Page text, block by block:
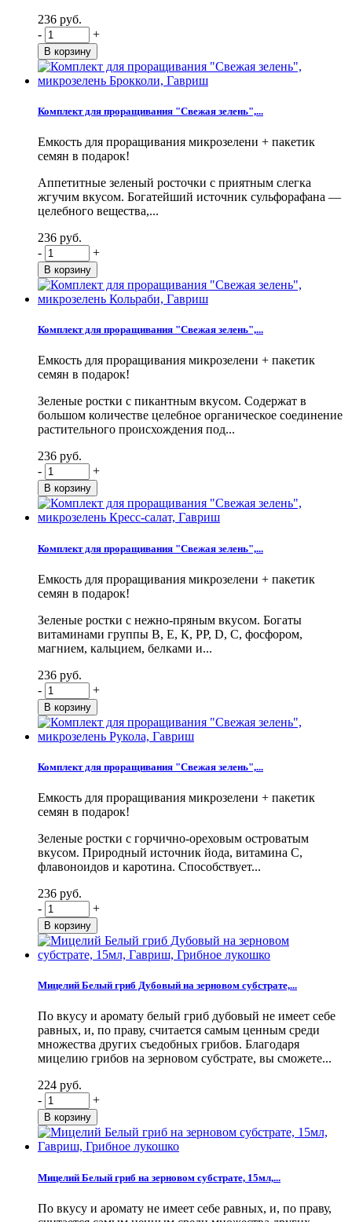
236 руб.
-
+
Комплект для проращивания "Свежая зелень",...
Емкость для проращивания микрозелени + пакетик
семян в подарок!
Аппетитные зеленый росточки с приятным слегка
жгучим вкусом. Богатейший источник сульфорафана —
целебного вещества,...
236 руб.
-
+
Комплект для проращивания "Свежая зелень",...
Емкость для проращивания микрозелени + пакетик
семян в подарок!
Зеленые ростки с пикантным вкусом. Содержат в
большом количестве целебное органическое соединение
растительного происхождения под...
236 руб.
-
+
Комплект для проращивания "Свежая зелень",...
Емкость для проращивания микрозелени + пакетик
семян в подарок!
Зеленые ростки с нежно-пряным вкусом. Богаты
витаминами группы В, Е, К, PP, D, С, фосфором,
магнием, кальцием, белками и...
236 руб.
-
+
Комплект для проращивания "Свежая зелень",...
Емкость для проращивания микрозелени + пакетик
семян в подарок!
Зеленые ростки с горчично-ореховым островатым
вкусом. Природный источник йода, витамина С,
флавоноидов и каротина. Способствует...
236 руб.
-
+
Мицелий Белый гриб Дубовый на зерновом субстрате,...
По вкусу и аромату белый гриб дубовый не имеет себе
равных, и, по праву, считается самым ценным среди
множества других съедобных грибов. Благодаря
мицелию грибов на зерновом субстрате, вы сможете...
224 руб.
-
+
Мицелий Белый гриб на зерновом субстрате, 15мл,...
По вкусу и аромату не имеет себе равных, и, по праву,